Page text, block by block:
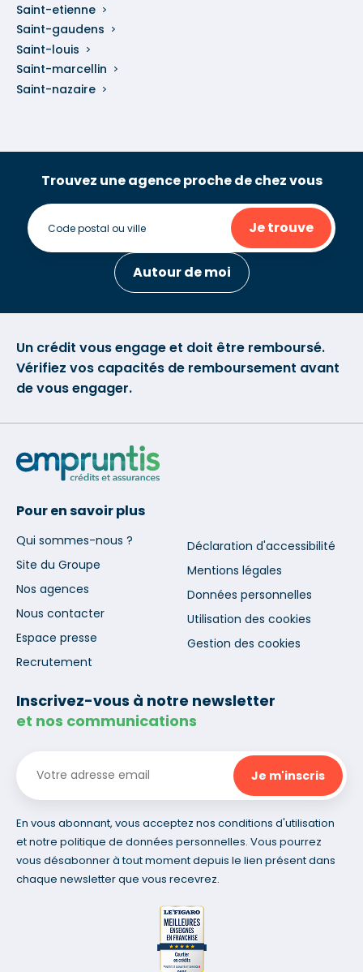
Saint-etienne
Saint-gaudens
Saint-louis
Saint-marcellin
Saint-nazaire
Trouvez une agence proche de chez vous
Je trouve
Autour de moi
Un crédit vous engage et doit être remboursé.
Vérifiez vos capacités de remboursement avant
de vous engager.
Pour en savoir plus
Qui sommes-nous ?
Site du Groupe
Nos agences
Nous contacter
Espace presse
Recrutement
Déclaration d'accessibilité
Mentions légales
Données personnelles
Utilisation des cookies
Gestion des cookies
Inscrivez-vous à notre newsletter
et nos communications
En vous abonnant, vous acceptez nos conditions d'utilisation
et notre politique de données personnelles. Vous pourrez
vous désabonner à tout moment depuis le lien présent dans
chaque newsletter que vous recevrez.